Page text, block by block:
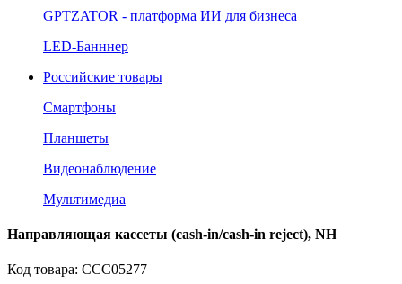
GPTZATOR - платформа ИИ для бизнеса
LED-Банннер
Российские товары
Смартфоны
Планшеты
Видеонаблюдение
Мультимедиа
Направляющая кассеты (cash-in/cash-in reject), NH
Код товара: ССС05277